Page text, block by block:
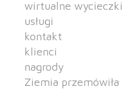
wirtualne wycieczki
usługi
kontakt
klienci
nagrody
Ziemia przemówiła